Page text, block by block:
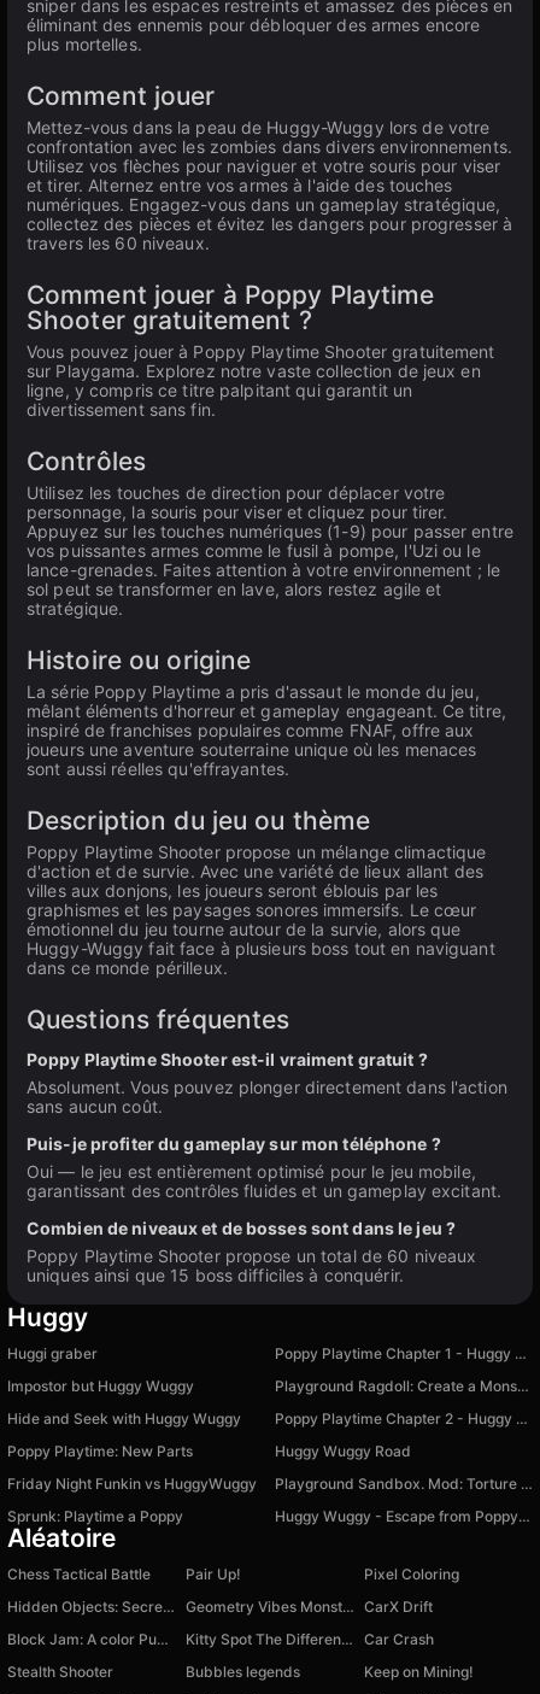
sniper dans les espaces restreints et amassez des pièces en
éliminant des ennemis pour débloquer des armes encore
plus mortelles.
Comment jouer
Mettez-vous dans la peau de Huggy-Wuggy lors de votre
confrontation avec les zombies dans divers environnements.
Utilisez vos flèches pour naviguer et votre souris pour viser
et tirer. Alternez entre vos armes à l'aide des touches
numériques. Engagez-vous dans un gameplay stratégique,
collectez des pièces et évitez les dangers pour progresser à
travers les 60 niveaux.
Comment jouer à Poppy Playtime
Shooter gratuitement ?
Vous pouvez jouer à Poppy Playtime Shooter gratuitement
sur Playgama. Explorez notre vaste collection de jeux en
ligne, y compris ce titre palpitant qui garantit un
divertissement sans fin.
Contrôles
Utilisez les touches de direction pour déplacer votre
personnage, la souris pour viser et cliquez pour tirer.
Appuyez sur les touches numériques (1-9) pour passer entre
vos puissantes armes comme le fusil à pompe, l'Uzi ou le
lance-grenades. Faites attention à votre environnement ; le
sol peut se transformer en lave, alors restez agile et
stratégique.
Histoire ou origine
La série Poppy Playtime a pris d'assaut le monde du jeu,
mêlant éléments d'horreur et gameplay engageant. Ce titre,
inspiré de franchises populaires comme FNAF, offre aux
joueurs une aventure souterraine unique où les menaces
sont aussi réelles qu'effrayantes.
Description du jeu ou thème
Poppy Playtime Shooter propose un mélange climactique
d'action et de survie. Avec une variété de lieux allant des
villes aux donjons, les joueurs seront éblouis par les
graphismes et les paysages sonores immersifs. Le cœur
émotionnel du jeu tourne autour de la survie, alors que
Huggy-Wuggy fait face à plusieurs boss tout en naviguant
dans ce monde périlleux.
Questions fréquentes
Poppy Playtime Shooter est-il vraiment gratuit ?
Absolument. Vous pouvez plonger directement dans l'action
sans aucun coût.
Puis-je profiter du gameplay sur mon téléphone ?
Oui — le jeu est entièrement optimisé pour le jeu mobile,
garantissant des contrôles fluides et un gameplay excitant.
Combien de niveaux et de bosses sont dans le jeu ?
Poppy Playtime Shooter propose un total de 60 niveaux
uniques ainsi que 15 boss difficiles à conquérir.
Huggy
Huggi graber
Poppy Playtime Chapter 1 - Huggy Wuggy
Impostor but Huggy Wuggy
Playground Ragdoll: Create a Monster
Hide and Seek with Huggy Wuggy
Poppy Playtime Chapter 2 - Huggy Wuggy
Poppy Playtime: New Parts
Huggy Wuggy Road
Friday Night Funkin vs HuggyWuggy
Playground Sandbox. Mod: Torture Ragdoll
Sprunk: Playtime a Poppy
Huggy Wuggy - Escape from Poppy Playtime
Aléatoire
Chess Tactical Battle Pair Up!
Pixel Coloring
Hidden Objects: Secrets of Istanbul
Geometry Vibes Monster CarX Drift
Block Jam: A color Puzzle
Kitty Spot The Differences with Friends - 1 2 Players
Car Crash
Stealth Shooter
Bubbles legends
Keep on Mining!